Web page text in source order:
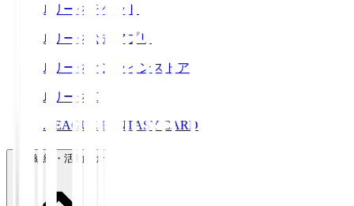
Ｊリーグチケット
Ｊリーグ公式アプリ
Ｊリーグオンラインストア
ＪリーグID
J.LEAGUE FANTASY CARD
運営組織・活動紹介